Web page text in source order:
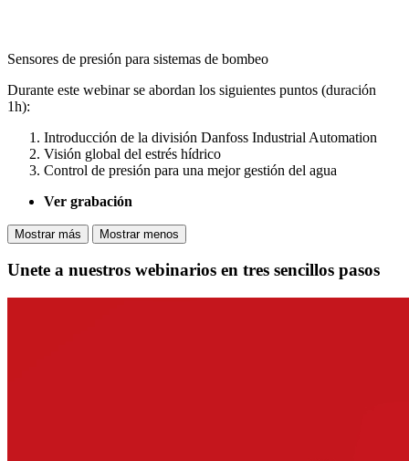
Sensores de presión para sistemas de bombeo
Durante este webinar se abordan los siguientes puntos (duración
1h):
Introducción de la división Danfoss Industrial Automation
Visión global del estrés hídrico
Control de presión para una mejor gestión del agua
Ver grabación
Mostrar más Mostrar menos
Unete a nuestros webinarios en tres sencillos pasos